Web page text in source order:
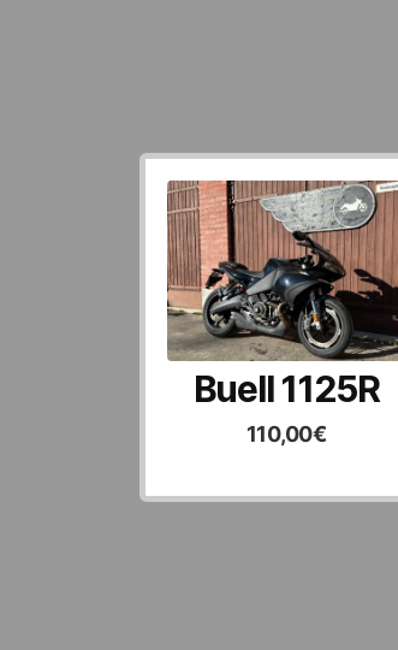
Buell 1125R
110,00€